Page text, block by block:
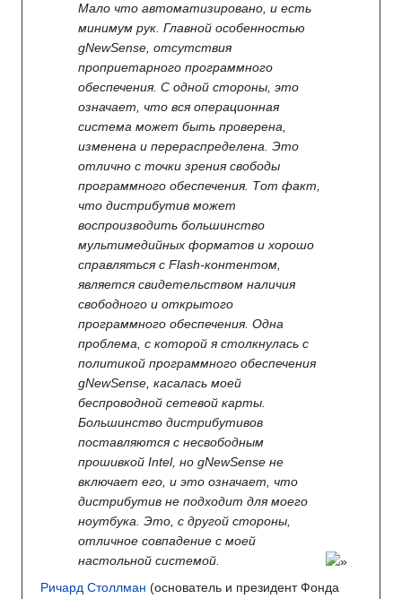
Мало что автоматизировано, и есть
минимум рук. Главной особенностью
gNewSense, отсутствия
проприетарного программного
обеспечения. С одной стороны, это
означает, что вся операционная
система может быть проверена,
изменена и перераспределена. Это
отлично с точки зрения свободы
программного обеспечения. Тот факт,
что дистрибутив может
воспроизводить большинство
мультимедийных форматов и хорошо
справляться с Flash-контентом,
является свидетельством наличия
свободного и открытого
программного обеспечения. Одна
проблема, с которой я столкнулась с
политикой программного обеспечения
gNewSense, касалась моей
беспроводной сетевой карты.
Большинство дистрибутивов
поставляются с несвободным
прошивкой Intel, но gNewSense не
включает его, и это означает, что
дистрибутив не подходит для моего
ноутбука. Это, с другой стороны,
отличное совпадение с моей
настольной системой.
Ричард Столлман (основатель и президент Фонда